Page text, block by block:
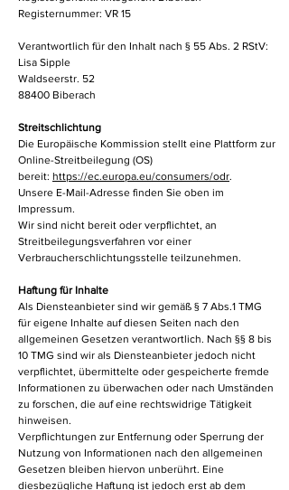
Registernummer: VR 15
Verantwortlich für den Inhalt nach § 55 Abs. 2 RStV:
Lisa Sipple
Waldseerstr. 52
88400 Biberach
Streitschlichtung
Die Europäische Kommission stellt eine Plattform zur
Online-Streitbeilegung (OS)
bereit: https://ec.europa.eu/consumers/odr.
Unsere E-Mail-Adresse finden Sie oben im
Impressum.
Wir sind nicht bereit oder verpflichtet, an
Streitbeilegungsverfahren vor einer
Verbraucherschlichtungsstelle teilzunehmen.
Haftung für Inhalte
Als Diensteanbieter sind wir gemäß § 7 Abs.1 TMG
für eigene Inhalte auf diesen Seiten nach den
allgemeinen Gesetzen verantwortlich. Nach §§ 8 bis
10 TMG sind wir als Diensteanbieter jedoch nicht
verpflichtet, übermittelte oder gespeicherte fremde
Informationen zu überwachen oder nach Umständen
zu forschen, die auf eine rechtswidrige Tätigkeit
hinweisen.
Verpflichtungen zur Entfernung oder Sperrung der
Nutzung von Informationen nach den allgemeinen
Gesetzen bleiben hiervon unberührt. Eine
diesbezügliche Haftung ist jedoch erst ab dem